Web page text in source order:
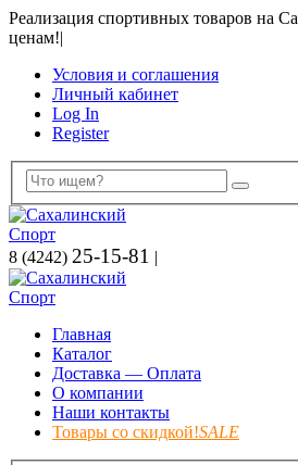
Реализация спортивных товаров на
ценам!|
Условия и соглашения
Личный кабинет
Log In
Register
8 (4242) 25-15-81 |
Главная
Каталог
Доставка — Оплата
О компании
Наши контакты
Товары со скидкой!SALE